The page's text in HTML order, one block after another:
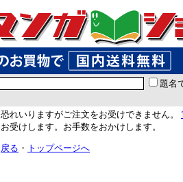
題名
恐れいりますがご注文をお受けできません。
お受けします。お手数をおかけします。
戻る ・ トップページへ